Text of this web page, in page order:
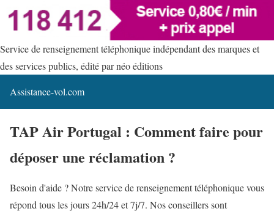
Service de renseignement téléphonique indépendant des marques et
des services publics, édité par néo éditions
Assistance-vol.com
TAP Air Portugal : Comment faire pour
déposer une réclamation ?
Besoin d'aide ? Notre service de renseignement téléphonique vous
répond tous les jours 24h/24 et 7j/7. Nos conseillers sont